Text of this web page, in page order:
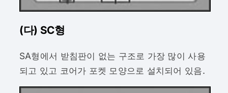
(다) SC형
SA형에서 받침판이 없는 구조로 가장 많이 사용
되고 있고 코어가 포켓 모양으로 설치되어 있음.